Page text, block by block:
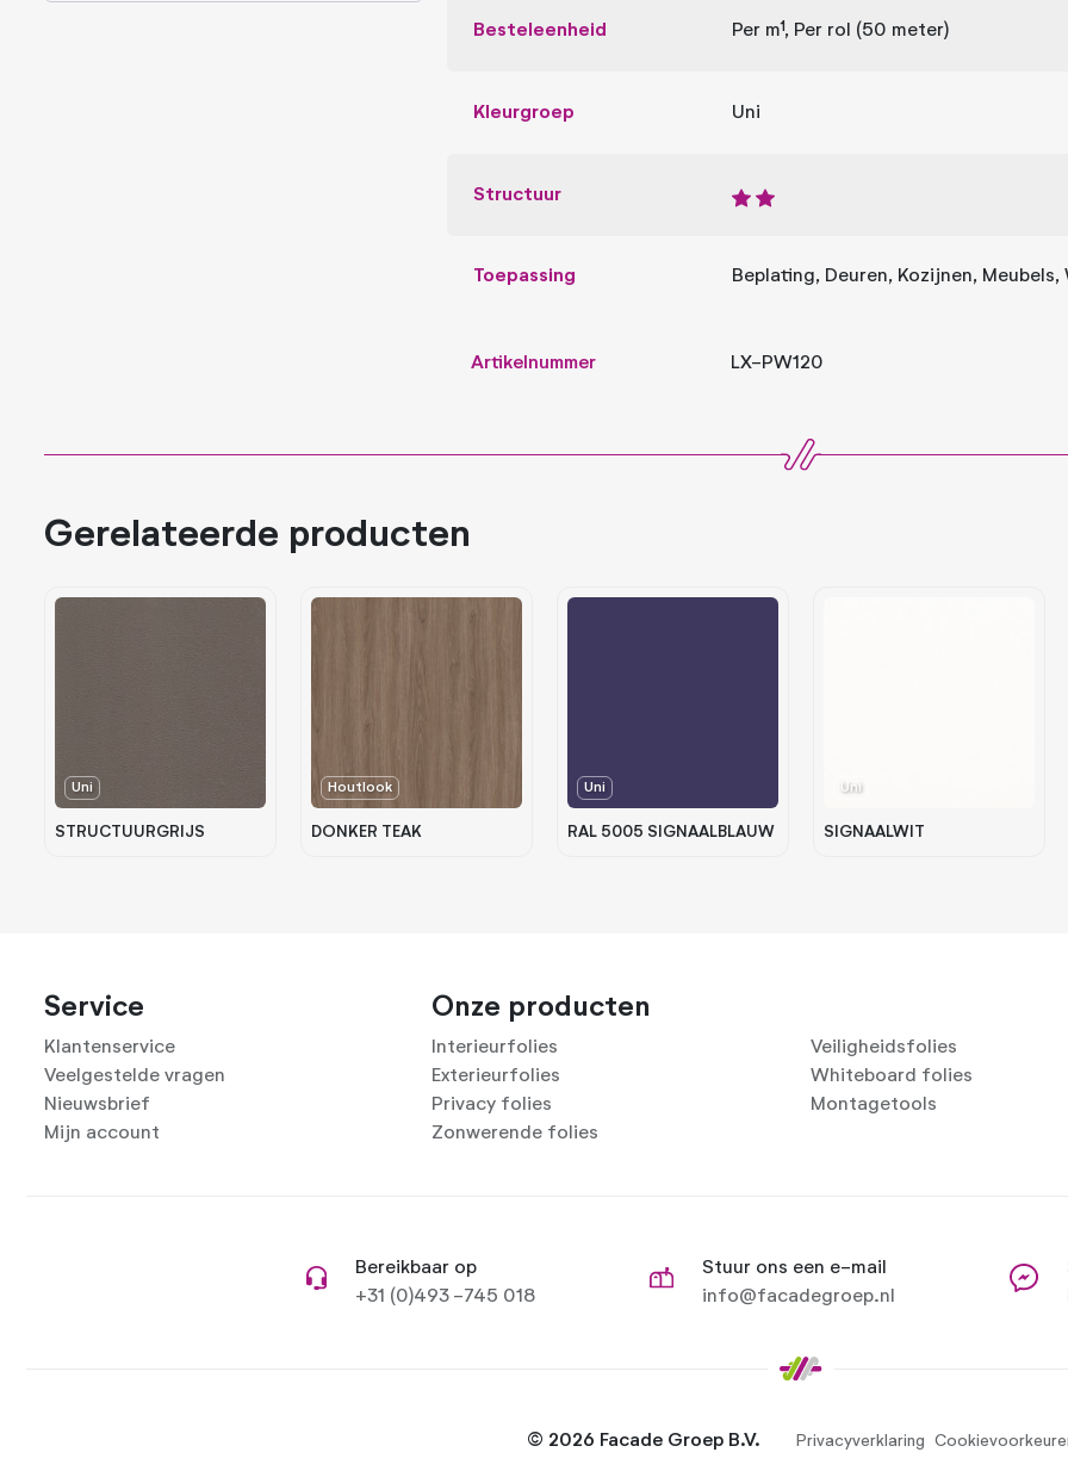
Besteleenheid Per m¹, Per rol (50 meter)
Kleurgroep Uni
Structuur
Toepassing Beplating, Deuren, Kozijnen, Meubels,
Artikelnummer LX-PW120
Gerelateerde producten
Uni
STRUCTUURGRIJS
Houtlook
DONKER TEAK
Uni
RAL 5005 SIGNAALBLAUW
Uni
SIGNAALWIT
Service
Klantenservice
Veelgestelde vragen
Nieuwsbrief
Mijn account
Onze producten
Interieurfolies
Exterieurfolies
Privacy folies
Zonwerende folies
Veiligheidsfolies
Whiteboard folies
Montagetools
Bereikbaar op
+31 (0)493 -745 018
Stuur ons een e-mail
info@facadegroep.nl
© 2026 Facade Groep B.V. Privacyverklaring